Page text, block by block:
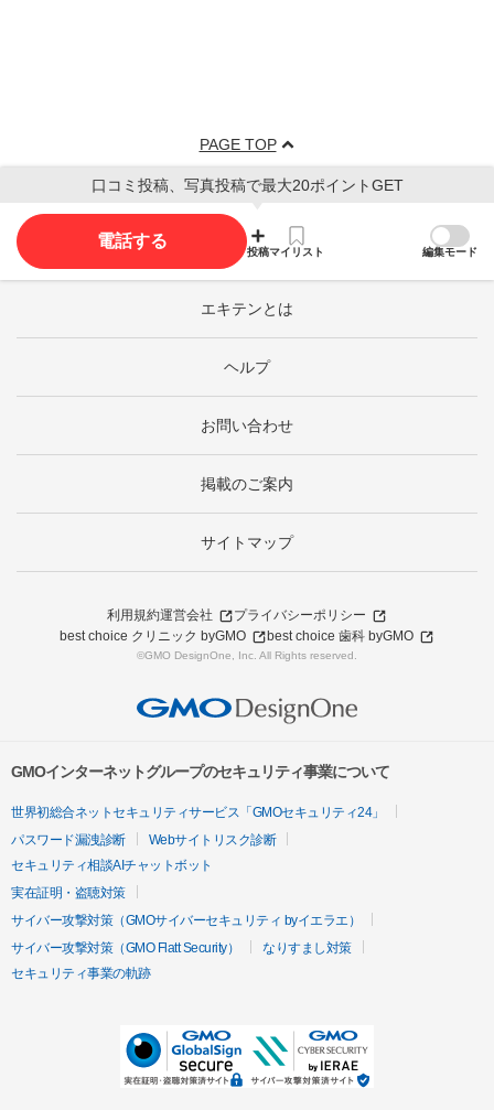
PAGE TOP
口コミ投稿、写真投稿で最大20ポイントGET
電話する
投稿マイリスト 編集モード
エキテンとは
ヘルプ
お問い合わせ
掲載のご案内
サイトマップ
利用規約運営会社
プライバシーポリシー
best choice クリニック byGMO
best choice 歯科 byGMO
©GMO DesignOne, Inc. All Rights reserved.
GMOインターネットグループのセキュリティ事業について
世界初総合ネットセキュリティサービス「GMOセキュリティ24」
パスワード漏洩診断
Webサイトリスク診断
セキュリティ相談AIチャットボット
実在証明・盗聴対策
サイバー攻撃対策（GMOサイバーセキュリティ byイエラエ）
サイバー攻撃対策（GMO Flatt Security）
なりすまし対策
セキュリティ事業の軌跡